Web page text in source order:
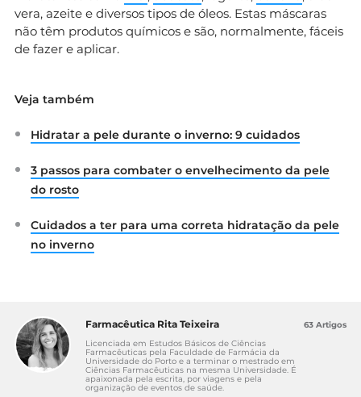
vera, azeite e diversos tipos de óleos. Estas máscaras
não têm produtos químicos e são, normalmente, fáceis
de fazer e aplicar.
Veja também
Hidratar a pele durante o inverno: 9 cuidados
3 passos para combater o envelhecimento da pele
do rosto
Cuidados a ter para uma correta hidratação da pele
no inverno
Farmacêutica Rita Teixeira
Licenciada em Estudos Básicos de Ciências
Farmacêuticas pela Faculdade de Farmácia da
Universidade do Porto e a terminar o mestrado em
Ciências Farmacêuticas na mesma Universidade. É
apaixonada pela escrita, por viagens e pela
organização de eventos de saúde.
63 Artigos